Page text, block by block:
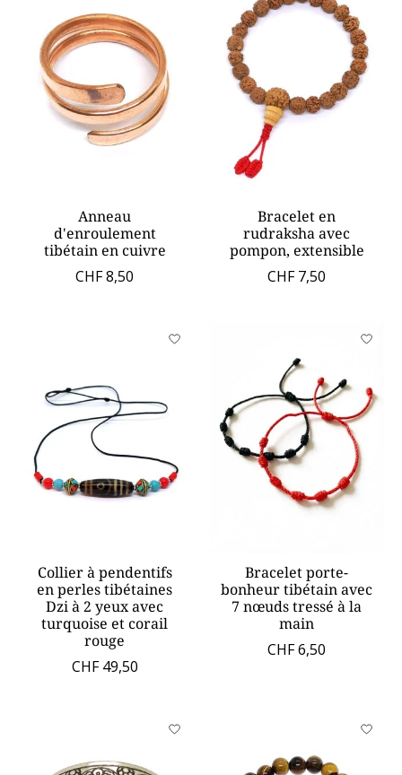
Anneau
d'enroulement
tibétain en cuivre
CHF 8,50
Bracelet en
rudraksha avec
pompon, extensible
CHF 7,50
Collier à pendentifs
en perles tibétaines
Dzi à 2 yeux avec
turquoise et corail
rouge
CHF 49,50
Bracelet porte-
bonheur tibétain avec
7 nœuds tressé à la
main
CHF 6,50